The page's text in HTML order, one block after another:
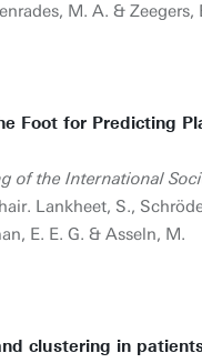
M. A. & Zeegers,
Foot for Predicting
of the International
Lankheet, S.,
E. E. G. & Asseln, M.
clustering in